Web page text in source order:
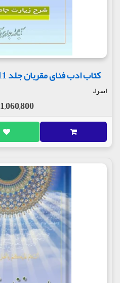
کتاب ادب فنای مقربان جلد 11 شرح زیارت جامعه کبیره
اسراء
1,060,800 تومان